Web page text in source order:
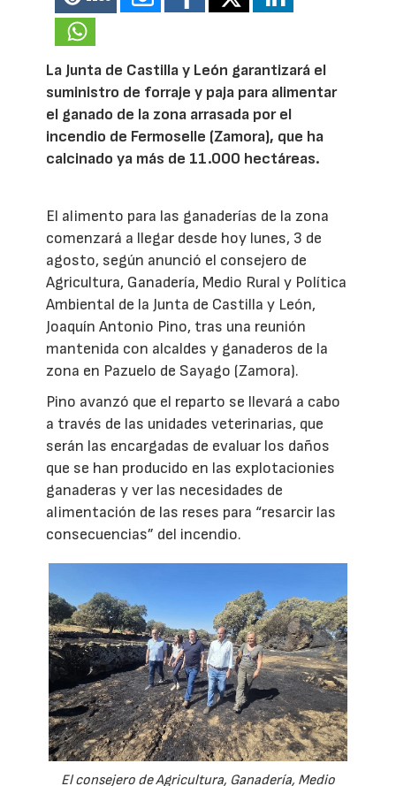
La Junta de Castilla y León garantizará el
suministro de forraje y paja para alimentar
el ganado de la zona arrasada por el
incendio de Fermoselle (Zamora), que ha
calcinado ya más de 11.000 hectáreas.
El alimento para las ganaderías de la zona
comenzará a llegar desde hoy lunes, 3 de
agosto, según anunció el consejero de
Agricultura, Ganadería, Medio Rural y Política
Ambiental de la Junta de Castilla y León,
Joaquín Antonio Pino, tras una reunión
mantenida con alcaldes y ganaderos de la
zona en Pazuelo de Sayago (Zamora).
Pino avanzó que el reparto se llevará a cabo
a través de las unidades veterinarias, que
serán las encargadas de evaluar los daños
que se han producido en las explotacionies
ganaderas y ver las necesidades de
alimentación de las reses para “resarcir las
consecuencias” del incendio.
El consejero de Agricultura, Ganadería, Medio